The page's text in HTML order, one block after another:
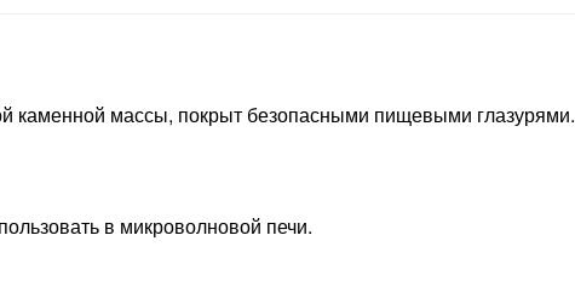
каменной массы, покрыт безопасными пищевыми глазурями.
в микроволновой печи.